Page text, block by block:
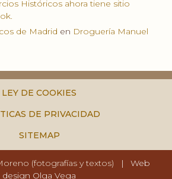
Históricos ahora tiene sitio
de Madrid en Droguería Manuel
LEY DE COOKIES
DE PRIVACIDAD
SITEMAP
(fotografías y textos) |
Web
design Olga Vega